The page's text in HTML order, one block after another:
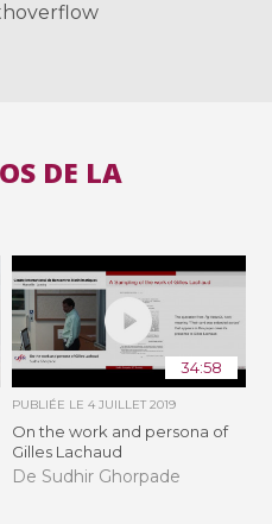
DE LA
34:58
PUBLIÉE LE 4 JUILLET 2019
On the work and persona of
Gilles Lachaud
De Sudhir Ghorpade